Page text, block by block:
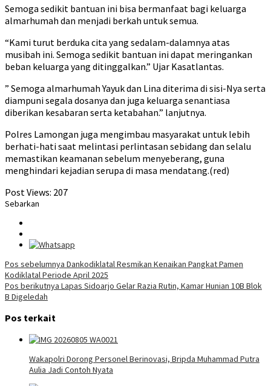
Semoga sedikit bantuan ini bisa bermanfaat bagi keluarga
almarhumah dan menjadi berkah untuk semua.
“Kami turut berduka cita yang sedalam-dalamnya atas
musibah ini. Semoga sedikit bantuan ini dapat meringankan
beban keluarga yang ditinggalkan.” Ujar Kasatlantas.
” Semoga almarhumah Yayuk dan Lina diterima di sisi-Nya serta
diampuni segala dosanya dan juga keluarga senantiasa
diberikan kesabaran serta ketabahan.” lanjutnya.
Polres Lamongan juga mengimbau masyarakat untuk lebih
berhati-hati saat melintasi perlintasan sebidang dan selalu
memastikan keamanan sebelum menyeberang, guna
menghindari kejadian serupa di masa mendatang.(red)
Post Views: 207
Sebarkan
Navigasi
pos
Pos sebelumnya Dankodiklatal Resmikan Kenaikan Pangkat Pamen
Kodiklatal Periode April 2025
Pos berikutnya Lapas Sidoarjo Gelar Razia Rutin, Kamar Hunian 10B Blok
B Digeledah
Pos terkait
Wakapolri Dorong Personel Berinovasi, Bripda Muhammad Putra
Aulia Jadi Contoh Nyata